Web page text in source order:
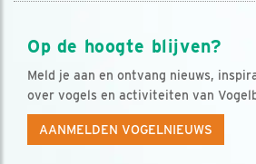
Op de hoogte blijven?
Meld je aan en ontvang nieuws,
over vogels en activiteiten van
AANMELDEN VOGELNIEUWS